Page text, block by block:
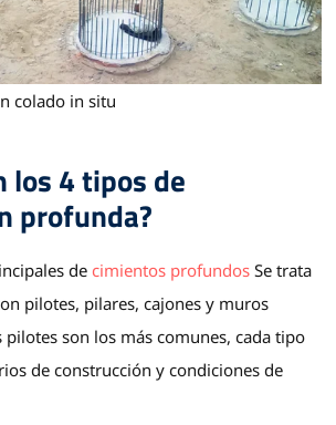
colado in situ
los 4 tipos de
profunda?
de cimientos profundos Se trata
pilotes, pilares, cajones y muros
pilotes son los más comunes, cada tipo
de construcción y condiciones de